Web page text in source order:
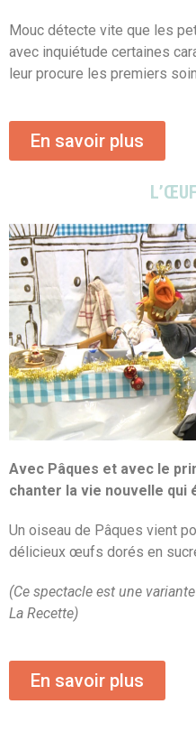
Mouc détecte vite que les
avec inquiétude certaines
leur procure les premiers
En savoir plus
Avec Pâques et avec le
chanter la vie nouvelle qui
Un oiseau de Pâques vient
délicieux œufs dorés en
(Ce spectacle est une
La Recette)
En savoir plus